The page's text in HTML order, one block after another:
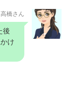
橋さん
後
け